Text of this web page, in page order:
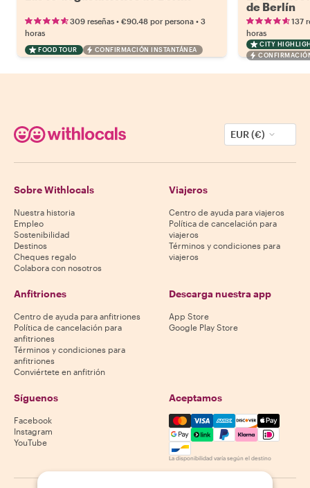
309 reseñas • €90.48 por persona • 3
horas
FOOD TOUR CONFIRMACIÓN INSTANTÁNEA
de Berlín
137
horas
CITY
EUR (€)
Sobre Withlocals
Nuestra historia
Empleo
Sostenibilidad
Destinos
Cheques regalo
Colabora con nosotros
Viajeros
Centro de ayuda para viajeros
Política de cancelación para
viajeros
Términos y condiciones para
viajeros
Anfitriones
Centro de ayuda para anfitriones
Política de cancelación para
anfitriones
Términos y condiciones para
anfitriones
Conviértete en anfitrión
Descarga nuestra app
App Store
Google Play Store
Síguenos
Facebook
Instagram
YouTube
Aceptamos
Mastercard, Visa, Amex,
La disponibilidad varía según el destino